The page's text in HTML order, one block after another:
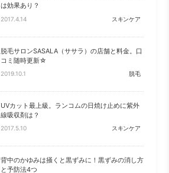
は効果あり？
2017.4.14 スキンケア
脱毛サロンSASALA（ササラ）の店舗と料金。口
コミ随時更新☆
2019.10.1 脱毛
UVカット最上級。ランコムの日焼け止めに紫外
線吸収剤は？
2017.5.10 スキンケア
背中のかゆみは掻くと黒ずみに！黒ずみの消し方
と予防法4つ